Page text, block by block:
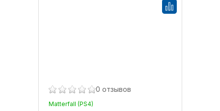
0 отзывов
Matterfall (PS4)